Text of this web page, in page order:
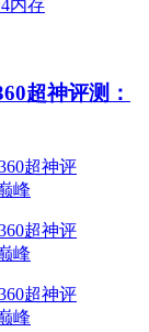
超神评测：